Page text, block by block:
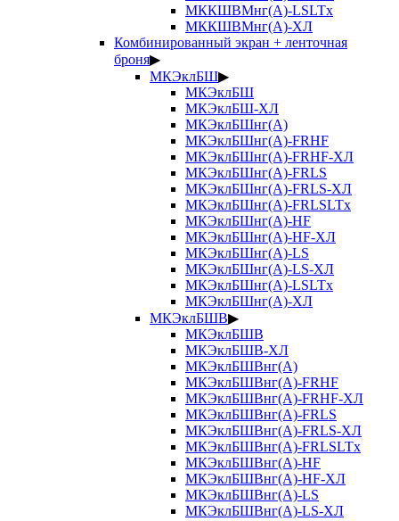
МККШВМнг(А)-LSLTx
МККШВМнг(А)-ХЛ
Комбинированный экран + ленточная
броня▶
МКЭклБШ▶
МКЭклБШ
МКЭклБШ-ХЛ
МКЭклБШнг(А)
МКЭклБШнг(А)-FRHF
МКЭклБШнг(А)-FRHF-ХЛ
МКЭклБШнг(А)-FRLS
МКЭклБШнг(А)-FRLS-ХЛ
МКЭклБШнг(А)-FRLSLTx
МКЭклБШнг(А)-HF
МКЭклБШнг(А)-HF-ХЛ
МКЭклБШнг(А)-LS
МКЭклБШнг(А)-LS-ХЛ
МКЭклБШнг(А)-LSLTx
МКЭклБШнг(А)-ХЛ
МКЭклБШВ▶
МКЭклБШВ
МКЭклБШВ-ХЛ
МКЭклБШВнг(А)
МКЭклБШВнг(А)-FRHF
МКЭклБШВнг(А)-FRHF-ХЛ
МКЭклБШВнг(А)-FRLS
МКЭклБШВнг(А)-FRLS-ХЛ
МКЭклБШВнг(А)-FRLSLTx
МКЭклБШВнг(А)-HF
МКЭклБШВнг(А)-HF-ХЛ
МКЭклБШВнг(А)-LS
МКЭклБШВнг(А)-LS-ХЛ